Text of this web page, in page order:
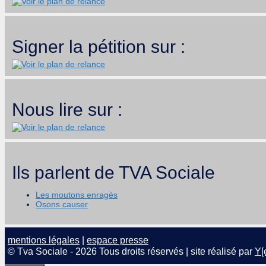
Signer la pétition sur :
Nous lire sur :
Ils parlent de TVA Sociale
Les moutons enragés
Osons causer
mentions légales
espace presse
© Tva Sociale - 2026 Tous droits réservés | site réalisé par